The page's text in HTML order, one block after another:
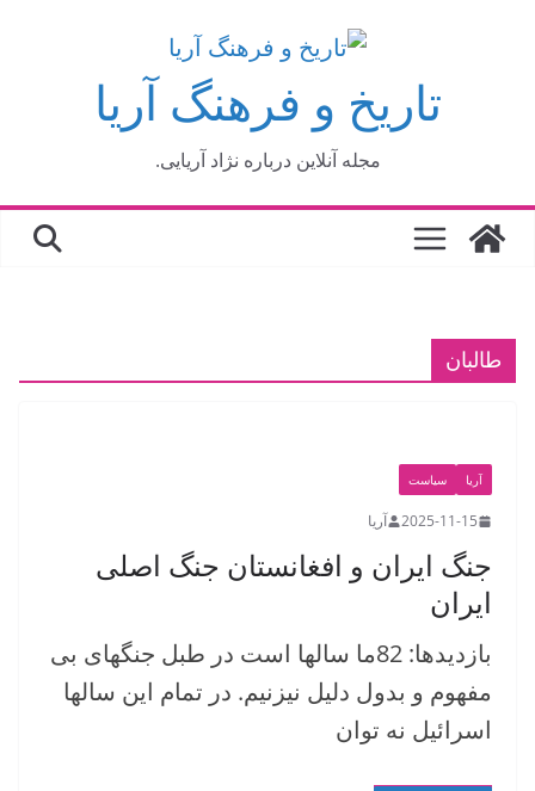
تاریخ و فرهنگ آریا
مجله آنلاین درباره نژاد آریایی.
طالبان
آریا سیاست
2025-11-15 آریا
جنگ ایران و افغانستان جنگ اصلی
ایران
بازدیدها: 82ما سالها است در طبل جنگهای بی
مفهوم و بدول دلیل نیزنیم. در تمام این سالها
اسرائیل نه توان